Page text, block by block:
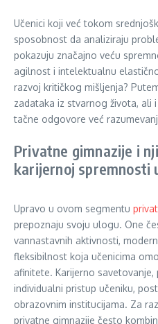
Učenici koji već tokom
sposobnost da analiziraju
pokazuju značajno veću
agilnost i intelektualnu
razvoj kritičkog mišljenja?
zadataka iz stvarnog života, ali
tačne odgovore već
Privatne gimnazije i
karijernoj spremnosti
Upravo u ovom segmentu
prepoznaju svoju ulogu. One
vannastavnih aktivnosti,
fleksibilnost koja učenicima
afinitete. Karijerno
individualni pristup učeniku,
obrazovnim institucijama. Za
privatne gimnazije često